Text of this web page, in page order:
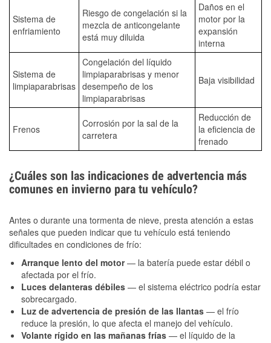
Sistema de
enfriamiento
Riesgo de congelación si la
mezcla de anticongelante
está muy diluida
Daños en el
motor por la
expansión
interna
Sistema de
limpiaparabrisas
Congelación del líquido
limpiaparabrisas y menor
desempeño de los
limpiaparabrisas
Baja visibilidad
Frenos
Corrosión por la sal de la
carretera
Reducción de
la eficiencia de
frenado
¿Cuáles son las indicaciones de advertencia más
comunes en invierno para tu vehículo?
Antes o durante una tormenta de nieve, presta atención a estas
señales que pueden indicar que tu vehículo está teniendo
dificultades en condiciones de frío:
Arranque lento del motor— la batería puede estar débil o
afectada por el frío.
Luces delanteras débiles — el sistema eléctrico podría estar
sobrecargado.
Luz de advertencia de presión de las llantas — el frío
reduce la presión, lo que afecta el manejo del vehículo.
Volante rígido en las mañanas frías — el líquido de la